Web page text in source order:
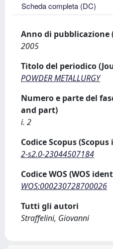
Scheda completa (DC)
Anno di
2005
Titolo del periodico
POWDER METALLURGY
Numero e parte del
and part)
i. 2
Codice Scopus
2-s2.0-23044507184
Codice WOS (WOS
WOS:000230728700026
Tutti gli autori
Straffelini, Giovanni